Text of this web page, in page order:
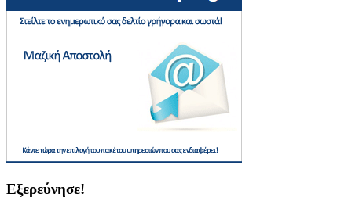
Εξερεύνησε!